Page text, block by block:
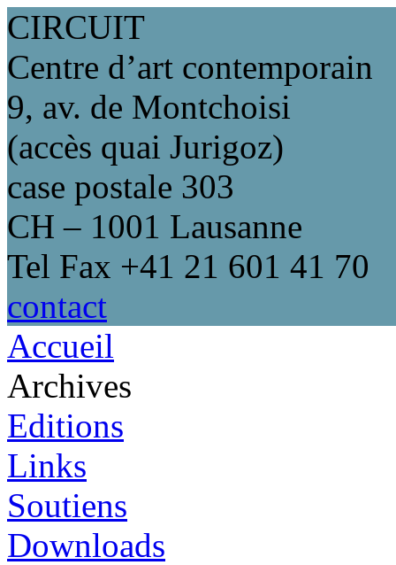
CIRCUIT
Centre d’art contemporain
9, av. de Montchoisi
(accès quai Jurigoz)
case postale 303
CH – 1001 Lausanne
Tel Fax +41 21 601 41 70
contact
Accueil
Archives
Editions
Links
Soutiens
Downloads